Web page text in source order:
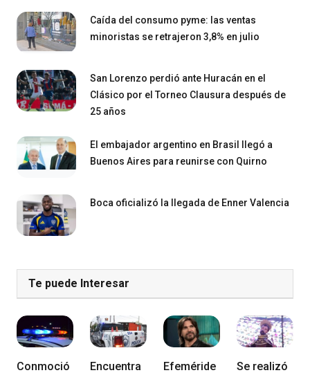
Caída del consumo pyme: las ventas
minoristas se retrajeron 3,8% en julio
San Lorenzo perdió ante Huracán en el
Clásico por el Torneo Clausura después de
25 años
El embajador argentino en Brasil llegó a
Buenos Aires para reunirse con Quirno
Boca oficializó la llegada de Enner Valencia
Te puede Interesar
Conmoció
Encuentra
Efeméride
Se realizó